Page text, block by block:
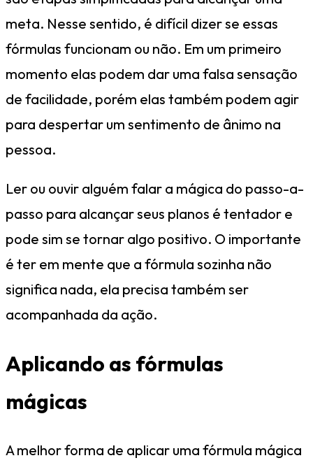
meta. Nesse sentido, é difícil dizer se essas
fórmulas funcionam ou não. Em um primeiro
momento elas podem dar uma falsa sensação
de facilidade, porém elas também podem agir
para despertar um sentimento de ânimo na
pessoa.
Ler ou ouvir alguém falar a mágica do passo-a-
passo para alcançar seus planos é tentador e
pode sim se tornar algo positivo. O importante
é ter em mente que a fórmula sozinha não
significa nada, ela precisa também ser
acompanhada da ação.
Aplicando as fórmulas
mágicas
A melhor forma de aplicar uma fórmula mágica